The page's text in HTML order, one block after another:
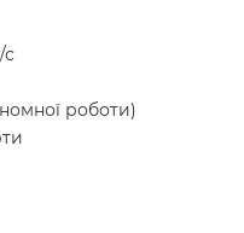
с
роботи)